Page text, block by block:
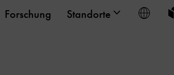
Forschung Standorte